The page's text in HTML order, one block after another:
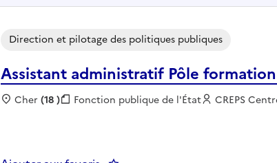
Assistant administratif Pôle
Direction et pilotage des politiques publiques
Localisation :
Cher(18 ) Fonction publique :
Fonction publique de l'État Employeur :
CREPS